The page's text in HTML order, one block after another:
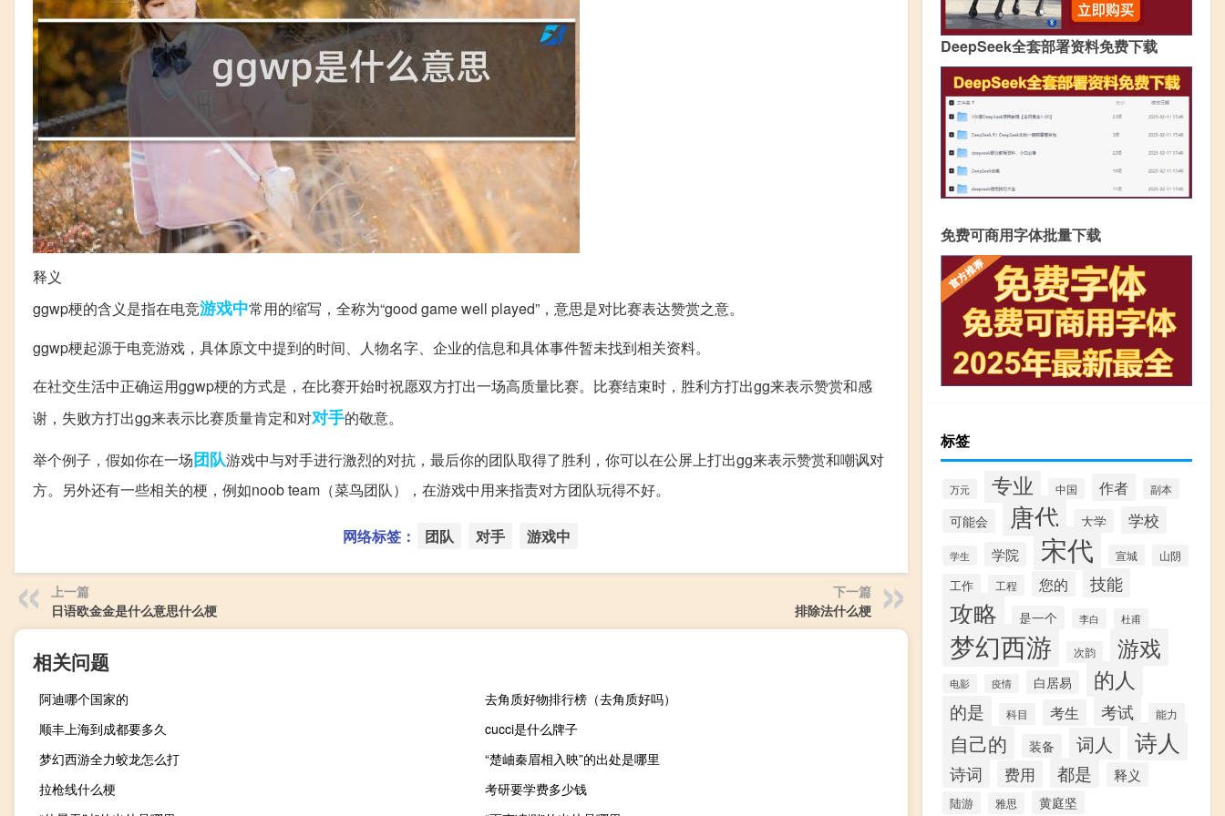
释义
ggwp梗的含义是指在电竞游戏中常用的缩写，全称为“good game well played”，意思是对比赛表达赞赏之意。
ggwp梗起源于电竞游戏，具体原文中提到的时间、人物名字、企业的信息和具体事件暂未找到相关资料。
在社交生活中正确运用ggwp梗的方式是，在比赛开始时祝愿双方打出一场高质量比赛。比赛结束时，胜利方打出gg来表示赞赏和感
谢，失败方打出gg来表示比赛质量肯定和对对手的敬意。
举个例子，假如你在一场团队游戏中与对手进行激烈的对抗，最后你的团队取得了胜利，你可以在公屏上打出gg来表示赞赏和嘲讽对
方。另外还有一些相关的梗，例如noob team（菜鸟团队），在游戏中用来指责对方团队玩得不好。
网络标签： 团队 对手 游戏中
上一篇
日语欧金金是什么意思什么梗
下一篇
排除法什么梗
相关问题
阿迪哪个国家的
去角质好物排行榜（去角质好吗）
顺丰上海到成都要多久
cucci是什么牌子
梦幻西游全力蛟龙怎么打
“楚岫秦眉相入映”的出处是哪里
拉枪线什么梗
考研要学费多少钱
DeepSeek全套部署资料免费下载
免费可商用字体批量下载
标签
万元 专业 中国 作者 副本
可能会 唐代 大学 学校
学生 学院 宋代 宣城 山阴
工作 工程 您的 技能
攻略 是一个 李白 杜甫
梦幻西游 次韵 游戏
电影 疫情 白居易 的人
的是 科目 考生 考试 能力
自己的 装备 词人 诗人
诗词 费用 都是 释义
陆游 雅思 黄庭坚